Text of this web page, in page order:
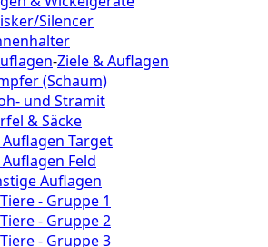
Silencer
-Ziele & Auflagen
(Schaum)
und Stramit
& Säcke
Auflagen Target
Auflagen Feld
Auflagen
- Gruppe 1
- Gruppe 2
- Gruppe 3